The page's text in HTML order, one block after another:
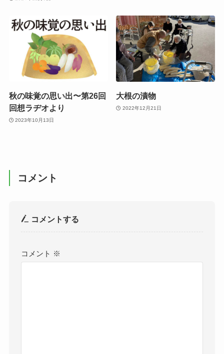
秋の味覚の思い出〜第26回
回想ラヂオより
2023年10月13日
大根の漬物
2022年12月21日
コメント
コメントする
コメント ※